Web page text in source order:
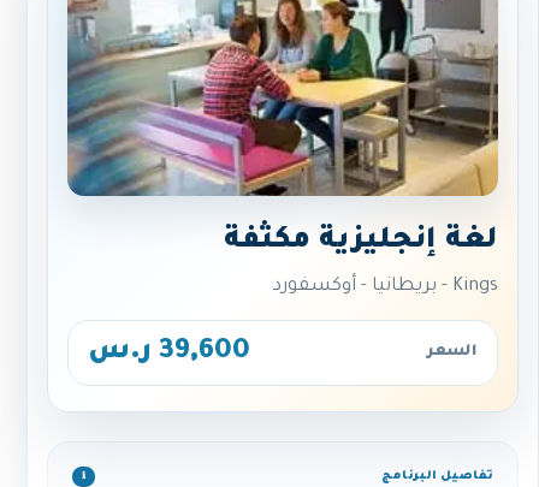
لغة إنجليزية مكثفة
Kings - بريطانيا - أوكسفورد
السعر 39,600 ر.س
تفاصيل البرنامج ℹ️